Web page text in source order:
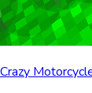
Crazy